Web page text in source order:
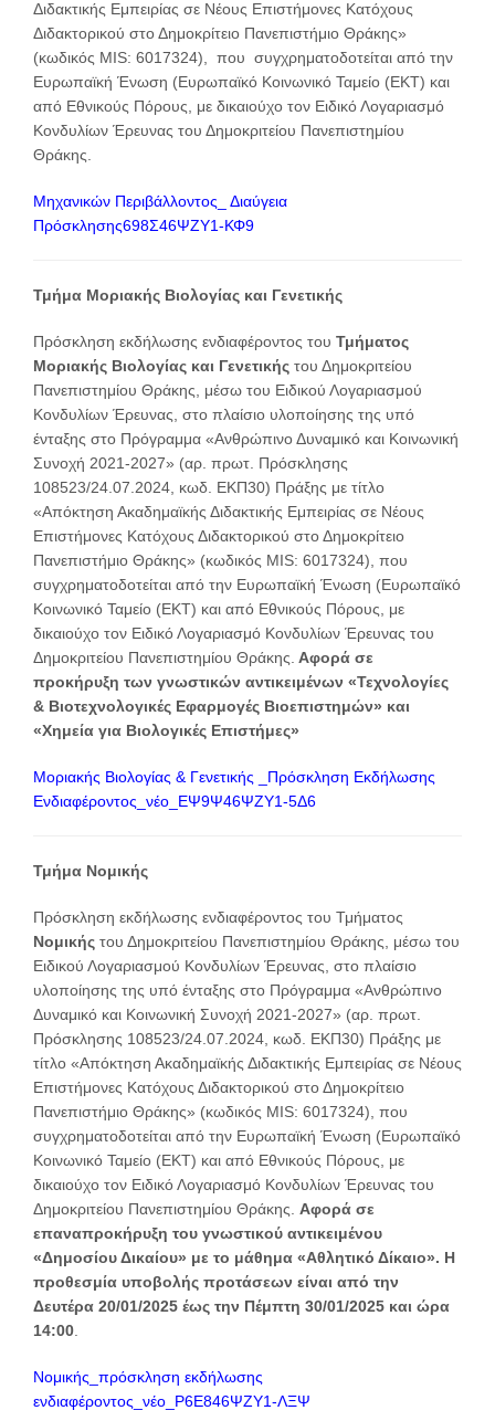
Διδακτικής Εμπειρίας σε Νέους Επιστήμονες Κατόχους
Διδακτορικού στο Δημοκρίτειο Πανεπιστήμιο Θράκης»
(κωδικός MIS: 6017324), που συγχρηματοδοτείται από την
Ευρωπαϊκή Ένωση (Ευρωπαϊκό Κοινωνικό Ταμείο (ΕΚΤ) και
από Εθνικούς Πόρους, με δικαιούχο τον Ειδικό Λογαριασμό
Κονδυλίων Έρευνας του Δημοκριτείου Πανεπιστημίου
Θράκης.
Μηχανικών Περιβάλλοντος_ Διαύγεια
Πρόσκλησης698Σ46ΨΖΥ1-ΚΦ9
Τμήμα Μοριακής Βιολογίας και Γενετικής
Πρόσκληση εκδήλωσης ενδιαφέροντος του Τμήματος
Μοριακής Βιολογίας και Γενετικής του Δημοκριτείου
Πανεπιστημίου Θράκης, μέσω του Ειδικού Λογαριασμού
Κονδυλίων Έρευνας, στο πλαίσιο υλοποίησης της υπό
ένταξης στο Πρόγραμμα «Ανθρώπινο Δυναμικό και Κοινωνική
Συνοχή 2021-2027» (αρ. πρωτ. Πρόσκλησης
108523/24.07.2024, κωδ. ΕΚΠ30) Πράξης με τίτλο
«Απόκτηση Ακαδημαϊκής Διδακτικής Εμπειρίας σε Νέους
Επιστήμονες Κατόχους Διδακτορικού στο Δημοκρίτειο
Πανεπιστήμιο Θράκης» (κωδικός MIS: 6017324), που
συγχρηματοδοτείται από την Ευρωπαϊκή Ένωση (Ευρωπαϊκό
Κοινωνικό Ταμείο (ΕΚΤ) και από Εθνικούς Πόρους, με
δικαιούχο τον Ειδικό Λογαριασμό Κονδυλίων Έρευνας του
Δημοκριτείου Πανεπιστημίου Θράκης. Αφορά σε
προκήρυξη των γνωστικών αντικειμένων «Τεχνολογίες
& Βιοτεχνολογικές Εφαρμογές Βιοεπιστημών» και
«Χημεία για Βιολογικές Επιστήμες»
Μοριακής Βιολογίας & Γενετικής _Πρόσκληση Εκδήλωσης
Ενδιαφέροντος_νέο_ΕΨ9Ψ46ΨΖΥ1-5Δ6
Τμήμα Νομικής
Πρόσκληση εκδήλωσης ενδιαφέροντος του Τμήματος
Νομικής του Δημοκριτείου Πανεπιστημίου Θράκης, μέσω του
Ειδικού Λογαριασμού Κονδυλίων Έρευνας, στο πλαίσιο
υλοποίησης της υπό ένταξης στο Πρόγραμμα «Ανθρώπινο
Δυναμικό και Κοινωνική Συνοχή 2021-2027» (αρ. πρωτ.
Πρόσκλησης 108523/24.07.2024, κωδ. ΕΚΠ30) Πράξης με
τίτλο «Απόκτηση Ακαδημαϊκής Διδακτικής Εμπειρίας σε Νέους
Επιστήμονες Κατόχους Διδακτορικού στο Δημοκρίτειο
Πανεπιστήμιο Θράκης» (κωδικός MIS: 6017324), που
συγχρηματοδοτείται από την Ευρωπαϊκή Ένωση (Ευρωπαϊκό
Κοινωνικό Ταμείο (ΕΚΤ) και από Εθνικούς Πόρους, με
δικαιούχο τον Ειδικό Λογαριασμό Κονδυλίων Έρευνας του
Δημοκριτείου Πανεπιστημίου Θράκης. Αφορά σε
επαναπροκήρυξη του γνωστικού αντικειμένου
«Δημοσίου Δικαίου» με το μάθημα «Αθλητικό Δίκαιο». Η
προθεσμία υποβολής προτάσεων είναι από την
Δευτέρα 20/01/2025 έως την Πέμπτη 30/01/2025 και ώρα
14:00
Νομικής_πρόσκληση εκδήλωσης
ενδιαφέροντος_νέο_Ρ6Ε846ΨΖΥ1-ΛΞΨ